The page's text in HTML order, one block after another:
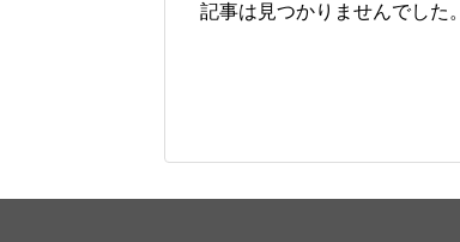
記事は見つかりませんでした。